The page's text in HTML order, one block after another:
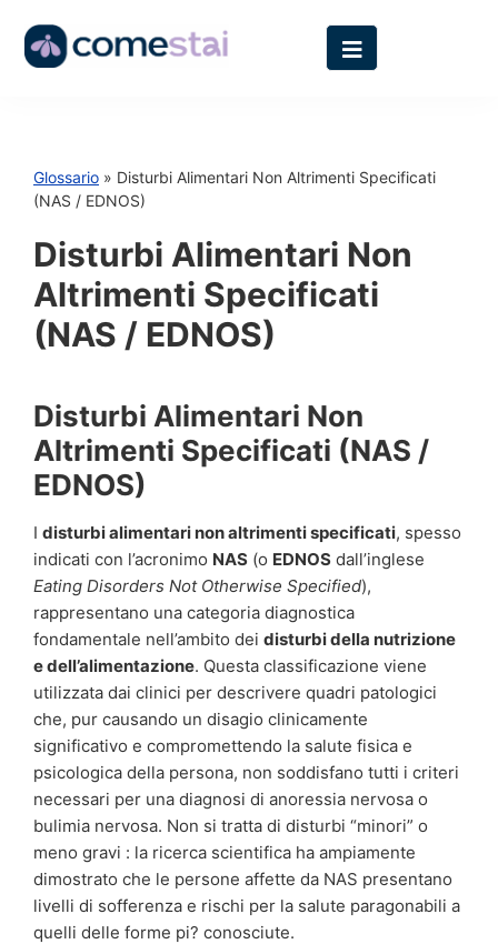
Glossario » Disturbi Alimentari Non Altrimenti Specificati
(NAS / EDNOS)
Disturbi Alimentari Non
Altrimenti Specificati
(NAS / EDNOS)
Disturbi Alimentari Non
Altrimenti Specificati (NAS /
EDNOS)
I disturbi alimentari non altrimenti specificati, spesso
indicati con l’acronimo NAS (o EDNOS dall’inglese
Eating Disorders Not Otherwise Specified),
rappresentano una categoria diagnostica
fondamentale nell’ambito dei disturbi della nutrizione
e dell’alimentazione. Questa classificazione viene
utilizzata dai clinici per descrivere quadri patologici
che, pur causando un disagio clinicamente
significativo e compromettendo la salute fisica e
psicologica della persona, non soddisfano tutti i criteri
necessari per una diagnosi di anoressia nervosa o
bulimia nervosa. Non si tratta di disturbi “minori” o
meno gravi : la ricerca scientifica ha ampiamente
dimostrato che le persone affette da NAS presentano
livelli di sofferenza e rischi per la salute paragonabili a
quelli delle forme pi? conosciute.